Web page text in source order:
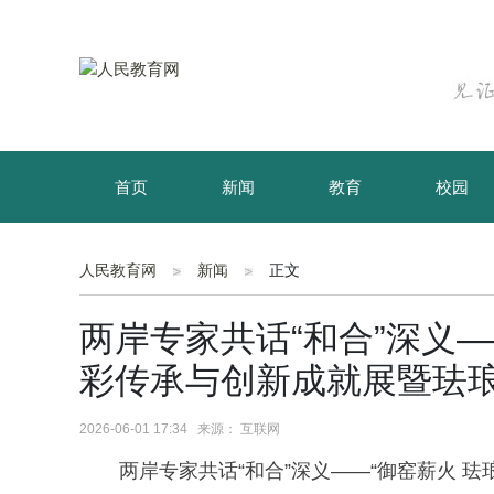
首页 新闻 教育 校园
育儿 资讯
人民教育网 新闻 正文
两岸专家共话“和合”深义
彩传承与创新成就展暨珐
2026-06-01 17:34 来源： 互联网
两岸专家共话“和合”深义——“御窑薪火 珐